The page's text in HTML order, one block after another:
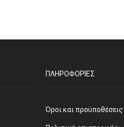
ΠΛΗΡΟΦΟΡΊΕΣ
Όροι και προϋποθέσεις